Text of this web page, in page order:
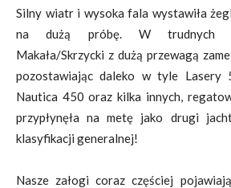
Silny wiatr i wysoka fala wystawiła
na dużą próbę. W trudnych
Makała/Skrzycki z dużą przewagą
pozostawiając daleko w tyle Lasery
Nautica 450 oraz kilka innych,
przypłynęła na metę jako drugi
klasyfikacji generalnej!
Nasze załogi coraz częściej